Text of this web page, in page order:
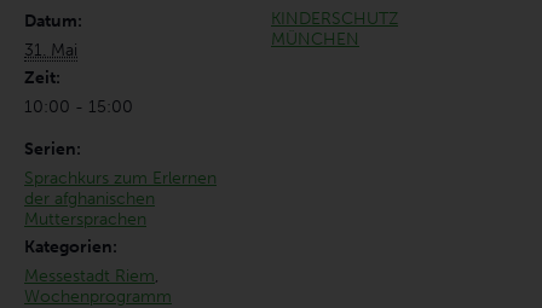
Datum:
31. Mai
Zeit:
10:00 - 15:00
Serien:
Sprachkurs zum Erlernen
der afghanischen
Muttersprachen
Kategorien:
Messestadt Riem,
Wochenprogramm
KINDERSCHUTZ
MÜNCHEN